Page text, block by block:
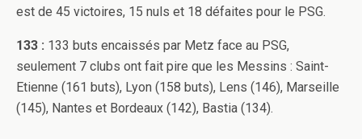
est de 45 victoires, 15 nuls et 18 défaites pour le PSG.
133 : 133 buts encaissés par Metz face au PSG,
seulement 7 clubs ont fait pire que les Messins : Saint-
Etienne (161 buts), Lyon (158 buts), Lens (146), Marseille
(145), Nantes et Bordeaux (142), Bastia (134).